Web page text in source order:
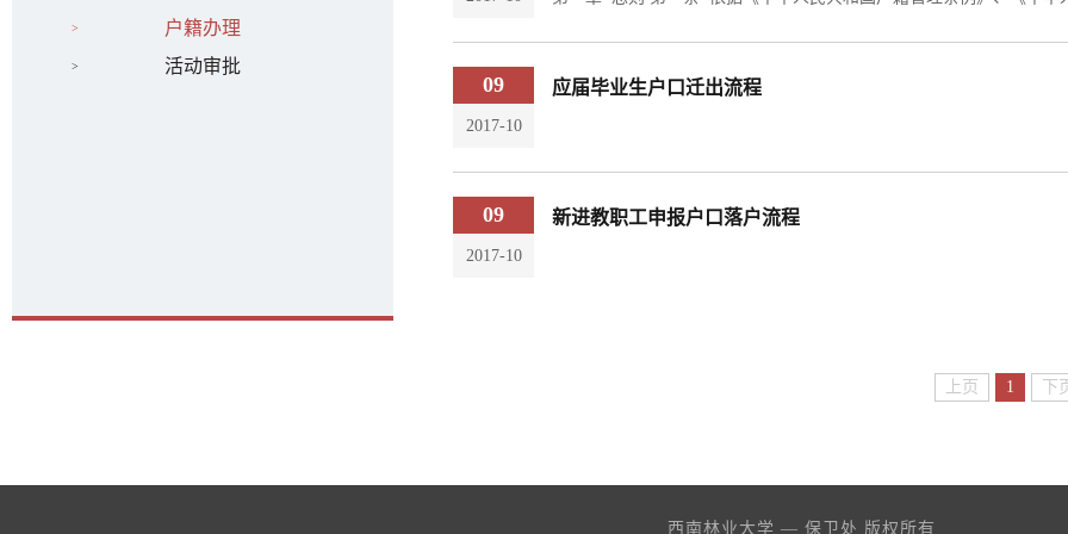
户籍办理
活动审批
09
2017-10
应届毕业生户口迁出流程
09
2017-10
新进教职工申报户口落户流程
上页 1 下
西南林业大学 — 保卫处 版权所有